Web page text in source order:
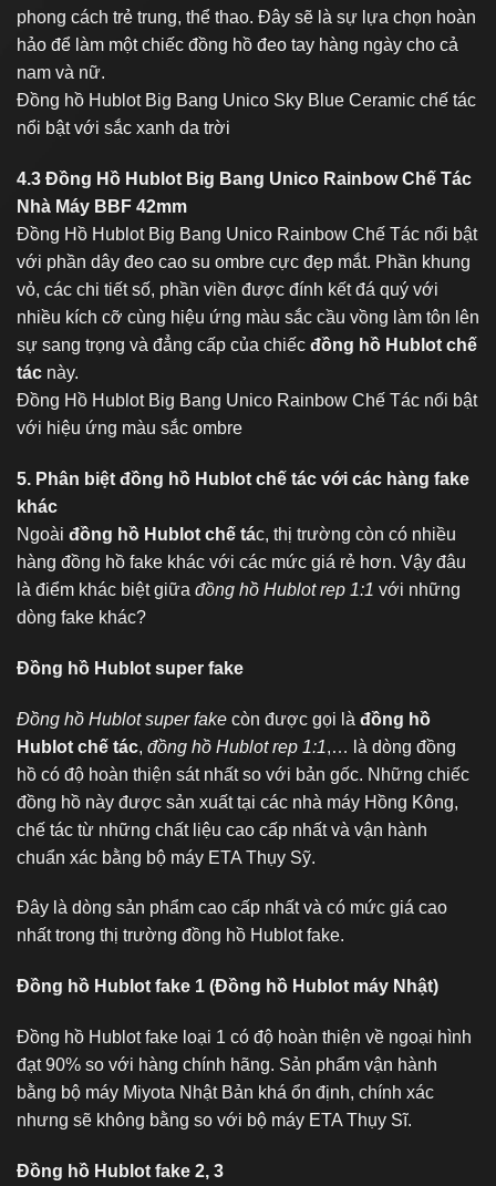
phong cách trẻ trung, thể thao. Đây sẽ là sự lựa chọn hoàn
hảo để làm một chiếc đồng hồ đeo tay hàng ngày cho cả
nam và nữ.
Đồng hồ Hublot Big Bang Unico Sky Blue Ceramic chế tác
nổi bật với sắc xanh da trời
4.3 Đồng Hồ Hublot Big Bang Unico Rainbow Chế Tác
Nhà Máy BBF 42mm
Đồng Hồ Hublot Big Bang Unico Rainbow Chế Tác nổi bật
với phần dây đeo cao su ombre cực đẹp mắt. Phần khung
vỏ, các chi tiết số, phần viền được đính kết đá quý với
nhiều kích cỡ cùng hiệu ứng màu sắc cầu vồng làm tôn lên
sự sang trọng và đẳng cấp của chiếc đồng hồ Hublot chế
tác này.
Đồng Hồ Hublot Big Bang Unico Rainbow Chế Tác nổi bật
với hiệu ứng màu sắc ombre
5. Phân biệt đồng hồ Hublot chế tác với các hàng fake
khác
Ngoài đồng hồ Hublot chế tác, thị trường còn có nhiều
hàng đồng hồ fake khác với các mức giá rẻ hơn. Vậy đâu
là điểm khác biệt giữa đồng hồ Hublot rep 1:1 với những
dòng fake khác?
Đồng hồ Hublot super fake
Đồng hồ Hublot super fake còn được gọi là đồng hồ
Hublot chế tác, đồng hồ Hublot rep 1:1,… là dòng đồng
hồ có độ hoàn thiện sát nhất so với bản gốc. Những chiếc
đồng hồ này được sản xuất tại các nhà máy Hồng Kông,
chế tác từ những chất liệu cao cấp nhất và vận hành
chuẩn xác bằng bộ máy ETA Thụy Sỹ.
Đây là dòng sản phẩm cao cấp nhất và có mức giá cao
nhất trong thị trường đồng hồ Hublot fake.
Đồng hồ Hublot fake 1 (Đồng hồ Hublot máy Nhật)
Đồng hồ Hublot fake loại 1 có độ hoàn thiện về ngoại hình
đạt 90% so với hàng chính hãng. Sản phẩm vận hành
bằng bộ máy Miyota Nhật Bản khá ổn định, chính xác
nhưng sẽ không bằng so với bộ máy ETA Thụy Sĩ.
Đồng hồ Hublot fake 2, 3